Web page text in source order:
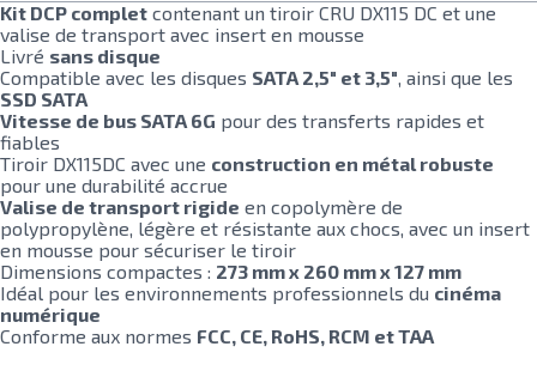
Kit DCP complet contenant un tiroir CRU DX115 DC et une
valise de transport avec insert en mousse
Livré sans disque
Compatible avec les disques SATA 2,5" et 3,5", ainsi que les
SSD SATA
Vitesse de bus SATA 6G pour des transferts rapides et
fiables
Tiroir DX115DC avec une construction en métal robuste
pour une durabilité accrue
Valise de transport rigide en copolymère de
polypropylène, légère et résistante aux chocs, avec un insert
en mousse pour sécuriser le tiroir
Dimensions compactes : 273 mm x 260 mm x 127 mm
Idéal pour les environnements professionnels du cinéma
numérique
Conforme aux normes FCC, CE, RoHS, RCM et TAA